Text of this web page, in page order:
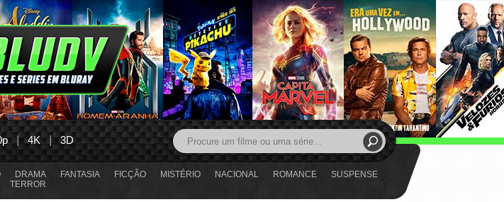
4K 3D
DRAMA FANTASIA FICÇÃO MISTÉRIO NACIONAL ROMANCE
SUSPENSE
TERROR